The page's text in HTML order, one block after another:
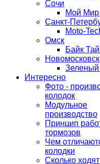
Сочи
Мой
Санкт-
Moto-
Омск
Байк
Новомосковск
Зеленый
Интересно
Фото -
колодок
Модульное
производство
Принцип
тормозов
Чем
колодки
Сколько ходят